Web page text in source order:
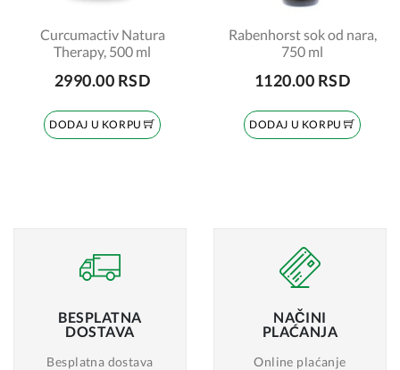
Curcumactiv Natura
Therapy, 500 ml
2990.00 RSD
DODAJ U KORPU
Rabenhorst sok od nara,
750 ml
1120.00 RSD
DODAJ U KORPU
BESPLATNA
DOSTAVA
Besplatna dostava
NAČINI
PLAĆANJA
Online plaćanje